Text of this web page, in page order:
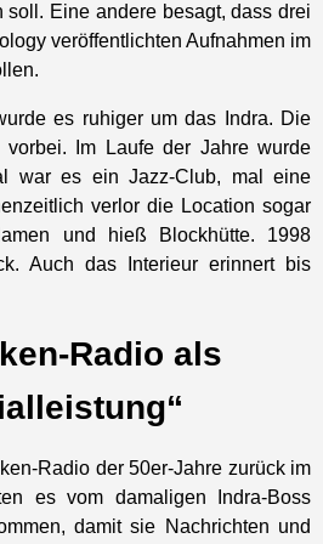
soll. Eine andere besagt, dass drei
veröffentlichten Aufnahmen im
es ruhiger um das Indra. Die
Im Laufe der Jahre wurde
war es ein Jazz-Club, mal eine
verlor die Location sogar
und hieß Blockhütte. 1998
Auch das Interieur erinnert bis
Radio als
Radio der 50er-Jahre zurück im
es vom damaligen Indra-Boss
damit sie Nachrichten und